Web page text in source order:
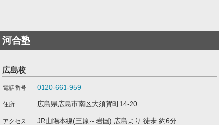
河合塾
広島校
0120-661-959
広島県広島市南区大須賀町14-20
JR山陽本線(三原～岩国) 広島より 徒歩 約6分